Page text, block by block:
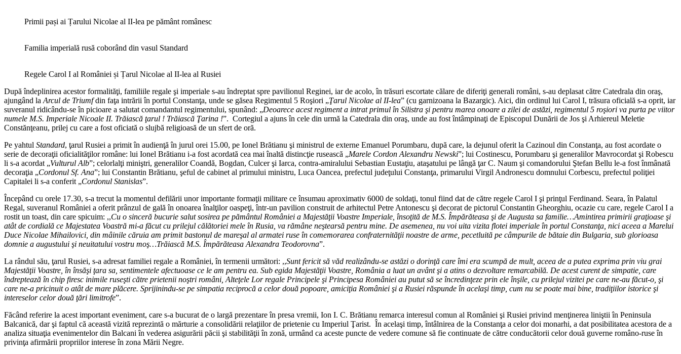
Primii pași ai Țarului Nicolae al II-lea pe pământ românesc
Familia imperială rusă coborând din vasul Standard
Regele Carol I al României și Țarul Nicolae al II-lea al Rusiei
După îndeplinirea acestor formalităţi, familiile regale şi imperiale s-au îndreptat spre pavilionul Reginei, iar de acolo, în trăsuri escortate călare de diferiţi generali români, s-au deplasat către Catedrala din oraş,
ajungând la Arcul de Triumfdin faţa intrării în portul Constanţa, unde se găsea Regimentul 5 Roşiori „Ţarul Nicolae al II-lea” (cu garnizoana la Bazargic). Aici, din ordinul lui Carol I, trăsura oficială s-a oprit, iar
suveranul ridicându-se în picioare a salutat comandantul regimentului, spunând: „Deoarece acest regiment a intrat primul în Silistra şi pentru marea onoare a zilei de astăzi, regimentul 5 roşiori va purta pe viitor
numele M.S. Imperiale Nicoale II. Trăiască ţarul ! Trăiască Ţarina !”. Cortegiul a ajuns în cele din urmă la Catedrala din oraş, unde au fost întâmpinaţi de Episcopul Dunării de Jos şi Arhiereul Meletie
Constănţeanu, prilej cu care a fost oficiată o slujbă religioasă de un sfert de oră.
Pe yahtul Standard, ţarul Rusiei a primit în audienţă în jurul orei 15.00, pe Ionel Brătianu şi ministrul de externe Emanuel Porumbaru, după care, la dejunul oferit la Cazinoul din Constanţa, au fost acordate o
serie de decoraţii oficialităţilor române: lui Ionel Brătianu i-a fost acordată cea mai înaltă distincţie rusească „Marele Cordon Alexandru Newski”; lui Costinescu, Porumbaru şi generalilor Mavrocordat şi Robescu
li s-a acordat „Vulturul Alb”; celorlalţi miniştri, generalilor Coandă, Bogdan, Culcer şi Iarca, contra-amiralului Sebastian Eustaţiu, ataşatului pe lângă ţar C. Naum şi comandorului Ştefan Bellu le-a fost înmânată
decoraţia „Cordonul Sf. Ana”; lui Constantin Brătianu, şeful de cabinet al primului ministru, Luca Oancea, prefectul judeţului Constanţa, primarului Virgil Andronescu domnului Corbescu, prefectul poliţiei
Capitalei li s-a conferit „Cordonul Stanislas”.
Începând cu orele 17.30, s-a trecut la momentul defilării unor importante formaţii militare ce însumau aproximativ 6000 de soldaţi, tonul fiind dat de către regele Carol I şi prinţul Ferdinand. Seara, în Palatul
Regal, suveranul României a oferit prânzul de gală în onoarea înalţilor oaspeţi, într-un pavilion construit de arhitectul Petre Antonescu şi decorat de pictorul Constantin Gheorghiu, ocazie cu care, regele Carol I a
rostit un toast, din care spicuim: ,,Cu o sinceră bucurie salut sosirea pe pământul României a Majestăţii Voastre Imperiale, însoţită de M.S. Împărăteasa şi de Augusta sa familie…Amintirea primirii graţioase şi
atât de cordială ce Majestatea Voastră mi-a făcut cu prilejul călătoriei mele în Rusia, va rămâne neştearsă pentru mine. De asemenea, nu voi uita vizita flotei imperiale în portul Constanţa, nici aceea a Marelui
Duce Nicolae Mihailovici, din mâinile căruia am primit bastonul de mareşal al armatei ruse în comemorarea confraternităţii noastre de arme, pecetluită pe câmpurile de bătaie din Bulgaria, sub glorioasa
domnie a augustului şi neuitatului vostru moş…Trăiască M.S. Împărăteasa Alexandra Teodorovna”.
La rândul său, ţarul Rusiei, s-a adresat familiei regale a României, în termenii următori: ,,Sunt fericit să văd realizându-se astăzi o dorinţă care îmi era scumpă de mult, aceea de a putea exprima prin viu grai
Majestăţii Voastre, în însăşi ţara sa, sentimentele afectuoase ce le am pentru ea. Sub egida Majestăţii Voastre, România a luat un avânt şi a atins o dezvoltare remarcabilă. De acest curent de simpatie, care
îndreptează în chip firesc inimile ruseşti către prietenii noştri români, Alteţele Lor regale Principele şi Principesa României au putut să se încredinţeze prin ele înşile, cu prilejul vizitei pe care ne-au făcut-o, şi
care ne-a pricinuit o atât de mare plăcere. Sprijinindu-se pe simpatia reciprocă a celor două popoare, amiciţia României şi a Rusiei răspunde în acelaşi timp, cum nu se poate mai bine, tradiţiilor istorice şi
intereselor celor două ţări limitrofe”.
Făcând referire la acest important eveniment, care s-a bucurat de o largă prezentare în presa vremii, Ion I. C. Brătianu remarca interesul comun al României şi Rusiei privind menţinerea liniştii în Peninsula
Balcanică, dar şi faptul că această vizită reprezintă o mărturie a consolidării relaţiilor de prietenie cu Imperiul Ţarist. În acelaşi timp, întâlnirea de la Constanţa a celor doi monarhi, a dat posibilitatea acestora de a
analiza situaţia evenimentelor din Balcani în vederea asigurării păcii şi stabilităţii în zonă, urmând ca aceste puncte de vedere comune să fie continuate de către conducătorii celor două guverne româno-ruse în
privinţa afirmării propriilor interese în zona Mării Negre.